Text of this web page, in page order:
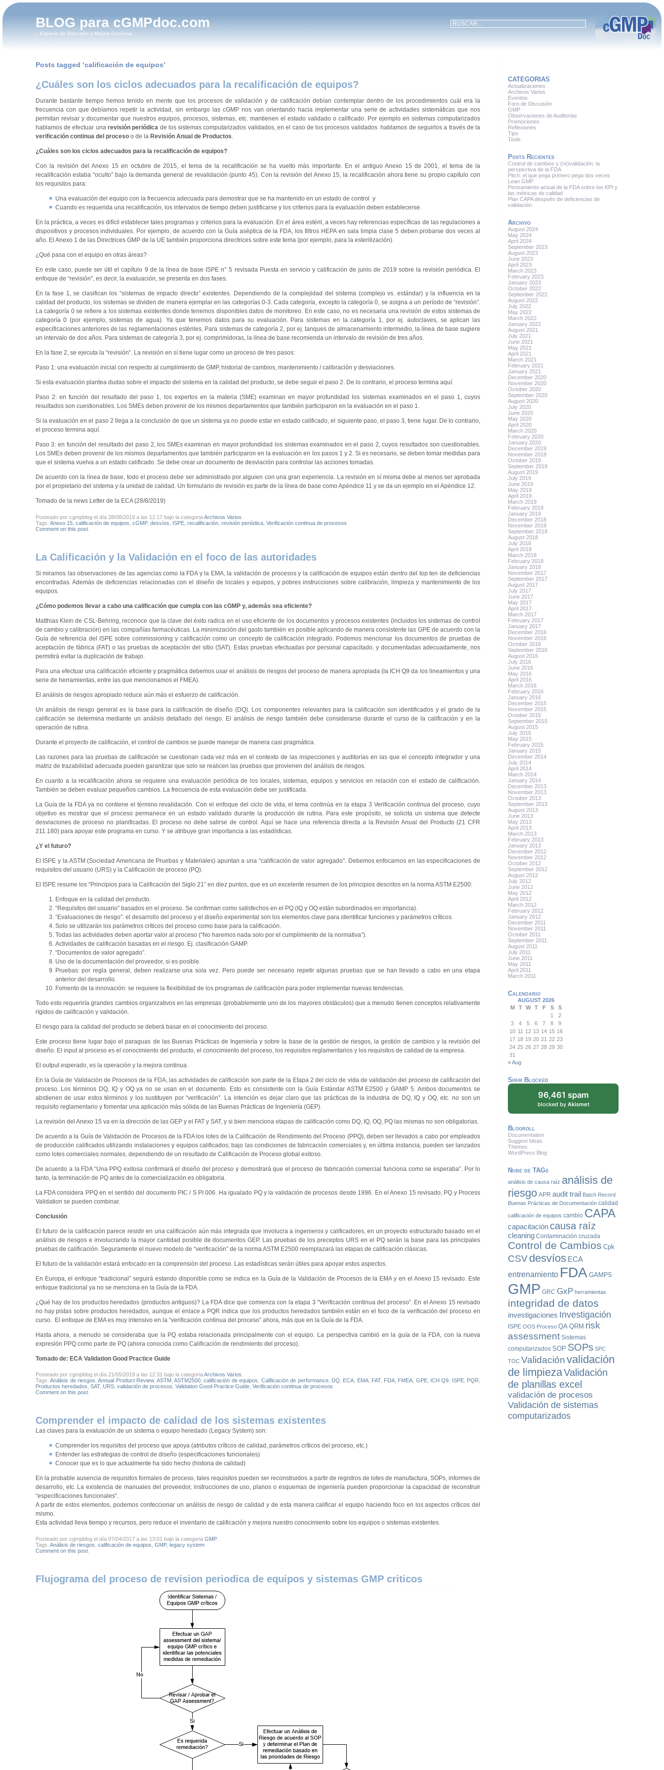
BLOG para cGMPdoc.com
:: Espacio de Discusión y Mejora Contínua ::
Posts tagged ‘calificación de equipos’
¿Cuáles son los ciclos adecuados para la recalificación de equipos?
Durante bastante tiempo hemos tenido en mente que los procesos de validación y de calificación debían contemplar dentro de los procedimientos cuál era la
frecuencia con que debíamos repetir la actividad, sin embargo las cGMP nos van orientando hacia implementar una serie de actividades sistemáticas que nos
permitan revisar y documentar que nuestros equipos, procesos, sistemas, etc. mantienen el estado validado o calificado. Por ejemplo en sistemas computarizados
hablamos de efectuar una revisión periódica de los sistemas computarizados validados, en el caso de los procesos validados hablamos de seguirlos a través de la
verificación continua del procesoo de la Revisión Anual de Productos.
¿Cuáles son los ciclos adecuados para la recalificación de equipos?
Con la revisión del Anexo 15 en octubre de 2015, el tema de la recalificación se ha vuelto más importante. En el antiguo Anexo 15 de 2001, el tema de la
recalificación estaba “oculto” bajo la demanda general de revalidación (punto 45). Con la revisión del Anexo 15, la recalificación ahora tiene su propio capítulo con
los requisitos para:
Una evaluación del equipo con la frecuencia adecuada para demostrar que se ha mantenido en un estado de control y
Cuando es requerida una recalificación, los intervalos de tiempo deben justificarse y los criterios para la evaluación deben establecerse.
En la práctica, a veces es difícil establecer tales programas y criterios para la evaluación. En el área estéril, a veces hay referencias específicas de las regulaciones a
dispositivos y procesos individuales. Por ejemplo, de acuerdo con la Guía aséptica de la FDA, los filtros HEPA en sala limpia clase 5 deben probarse dos veces al
año. El Anexo 1 de las Directrices GMP de la UE también proporciona directrices sobre este tema (por ejemplo, para la esterilización).
¿Qué pasa con el equipo en otras áreas?
En este caso, puede ser útil el capítulo 9 de la línea de base ISPE n° 5 revisada Puesta en servicio y calificación de junio de 2019 sobre la revisión periódica. El
enfoque de “revisión”, es decir, la evaluación, se presenta en dos fases.
En la fase 1, se clasifican los “sistemas de impacto directo” existentes. Dependiendo de la complejidad del sistema (complejo vs. estándar) y la influencia en la
calidad del producto, los sistemas se dividen de manera ejemplar en las categorías 0-3. Cada categoría, excepto la categoría 0, se asigna a un período de “revisión”.
La categoría 0 se refiere a los sistemas existentes donde tenemos disponibles datos de monitoreo. En este caso, no es necesaria una revisión de estos sistemas de
categoría 0 (por ejemplo, sistemas de agua). Ya que tenemos datos para su evaluación. Para sistemas en la categoría 1, por ej. autoclaves, se aplican las
especificaciones anteriores de las reglamentaciones estériles. Para sistemas de categoría 2, por ej. tanques de almacenamiento intermedio, la línea de base sugiere
un intervalo de dos años. Para sistemas de categoría 3, por ej. comprimidoras, la línea de base recomienda un intervalo de revisión de tres años.
En la fase 2, se ejecuta la “revisión”. La revisión en sí tiene lugar como un proceso de tres pasos:
Paso 1: una evaluación inicial con respecto al cumplimiento de GMP, historial de cambios, mantenimiento / calibración y desviaciones.
Si esta evaluación plantea dudas sobre el impacto del sistema en la calidad del producto, se debe seguir el paso 2. De lo contrario, el proceso termina aquí.
Paso 2: en función del resultado del paso 1, los expertos en la materia (SME) examinan en mayor profundidad los sistemas examinados en el paso 1, cuyos
resultados son cuestionables. Los SMEs deben provenir de los mismos departamentos que también participaron en la evaluación en el paso 1.
Si la evaluación en el paso 2 llega a la conclusión de que un sistema ya no puede estar en estado calificado, el siguiente paso, el paso 3, tiene lugar. De lo contrario,
el proceso termina aquí.
Paso 3: en función del resultado del paso 2, los SMEs examinan en mayor profundidad los sistemas examinados en el paso 2, cuyos resultados son cuestionables.
Los SMEs deben provenir de los mismos departamentos que también participaron en la evaluación en los pasos 1 y 2. Si es necesario, se deben tomar medidas para
que el sistema vuelva a un estado calificado. Se debe crear un documento de desviación para controlar las acciones tomadas.
De acuerdo con la línea de base, todo el proceso debe ser administrado por alguien con una gran experiencia. La revisión en sí misma debe al menos ser aprobada
por el propietario del sistema y la unidad de calidad. Un formulario de revisión es parte de la línea de base como Apéndice 11 y se da un ejemplo en el Apéndice 12.
Tomado de la news Letter de la ECA (28/8/2019)
Posteado por cgmpblog el día 28/08/2019 a las 12:17 bajo la categoriaArchivos Varios
Tags: Anexo 15, calificación de equipos cGMP, desvíos ISPE, recalificación, revisión periódica, Verificación continua de procesos
Comment on this post.
La Calificación y la Validación en el foco de las autoridades
Si miramos las observaciones de las agencias como la FDA y la EMA, la validación de procesos y la calificación de equipos están dentro del top ten de deficiencias
encontradas. Además de deficiencias relacionadas con el diseño de locales y equipos, y pobres instrucciones sobre calibración, limpieza y mantenimiento de los
equipos.
¿Cómo podemos llevar a cabo una calificación que cumpla con las cGMP y, además sea eficiente?
Matthias Klein de CSL-Behring, reconoce que la clave del éxito radica en el uso eficiente de los documentos y procesos existentes (incluidos los sistemas de control
de cambio y calibración) en las compañías farmacéuticas. La minimización del gasto también es posible aplicando de manera consistente las GPE de acuerdo con la
Guía de referencia del ISPE sobre commissioning y calificación como un concepto de calificación integrado. Podemos mencionar los documentos de pruebas de
aceptación de fábrica (FAT) o las pruebas de aceptación del sitio (SAT). Estas pruebas efectuadas por personal capacitado, y documentadas adecuadamente, nos
permitirá evitar la duplicación de trabajo.
Para una efectuar una calificación eficiente y pragmática debemos usar el análisis de riesgos del proceso de manera apropiada (la ICH Q9 da los lineamientos y una
serie de herramientas, entre las que mencionamos el FMEA).
El análisis de riesgos apropiado reduce aún más el esfuerzo de calificación.
Un análisis de riesgo general es la base para la calificación de diseño (DQ). Los componentes relevantes para la calificación son identificados y el grado de la
calificación se determina mediante un análisis detallado del riesgo. El análisis de riesgo también debe considerarse durante el curso de la calificación y en la
operación de rutina.
Durante el proyecto de calificación, el control de cambios se puede manejar de manera casi pragmática.
Las razones para las pruebas de calificación se cuestionan cada vez más en el contexto de las inspecciones y auditorías en las que el concepto integrador y una
matriz de trazabilidad adecuada pueden garantizar que solo se realicen las pruebas que provienen del análisis de riesgos.
En cuanto a la recalificación ahora se requiere una evaluación periódica de los locales, sistemas, equipos y servicios en relación con el estado de calificación.
También se deben evaluar pequeños cambios. La frecuencia de esta evaluación debe ser justificada.
La Guía de la FDA ya no contiene el término revalidación. Con el enfoque del ciclo de vida, el tema continúa en la etapa 3 Verificación continua del proceso, cuyo
objetivo es mostrar que el proceso permanece en un estado validado durante la producción de rutina. Para este propósito, se solicita un sistema que detecte
desviaciones de proceso no planificadas. El proceso no debe salirse de control. Aquí se hace una referencia directa a la Revisión Anual del Producto (21 CFR
211.180) para apoyar este programa en curso. Y se atribuye gran importancia a las estadísticas.
¿Y el futuro?
El ISPE y la ASTM (Sociedad Americana de Pruebas y Materiales) apuntan a una “calificación de valor agregado”. Debemos enfocarnos en las especificaciones de
requisitos del usuario (URS) y la Calificación de proceso (PQ).
El ISPE resume los “Principios para la Calificación del Siglo 21” en diez puntos, que es un excelente resumen de los principios descritos en la norma ASTM E2500:
Enfoque en la calidad del producto.
“Requisitos del usuario” basados en el proceso. Se confirman como satisfechos en el PQ (IQ y OQ están subordinados en importancia).
“Evaluaciones de riesgo”: el desarrollo del proceso y el diseño experimental son los elementos clave para identificar funciones y parámetros críticos.
Solo se utilizarán los parámetros críticos del proceso como base para la calificación.
Todas las actividades deben aportar valor al proceso (“No haremos nada solo por el cumplimiento de la normativa”).
Actividades de calificación basadas en el riesgo. Ej. clasificación GAMP.
“Documentos de valor agregado”.
Uso de la documentación del proveedor, si es posible.
Pruebas: por regla general, deben realizarse una sola vez. Pero puede ser necesario repetir algunas pruebas que se han llevado a cabo en una etapa
anterior del desarrollo.
Fomento de la innovación: se requiere la flexibilidad de los programas de calificación para poder implementar nuevas tendencias.
Todo esto requeriría grandes cambios organizativos en las empresas (probablemente uno de los mayores obstáculos) que a menudo tienen conceptos relativamente
rígidos de calificación y validación.
El riesgo para la calidad del producto se deberá basar en el conocimiento del proceso.
Este proceso tiene lugar bajo el paraguas de las Buenas Prácticas de Ingeniería y sobre la base de la gestión de riesgos, la gestión de cambios y la revisión del
diseño. El input al proceso es el conocimiento del producto, el conocimiento del proceso, los requisitos reglamentarios y los requisitos de calidad de la empresa.
El output esperado, es la operación y la mejora continua.
En la Guía de Validación de Procesos de la FDA, las actividades de calificación son parte de la Etapa 2 del ciclo de vida de validación del proceso de calificación del
proceso. Los términos DQ, IQ y OQ ya no se usan en el documento. Esto es consistente con la Guía Estándar ASTM E2500 y GAMP 5. Ambos documentos se
abstienen de usar estos términos y los sustituyen por “verificación”. La intención es dejar claro que las prácticas de la industria de DQ, IQ y OQ, etc. no son un
requisito reglamentario y fomentar una aplicación más sólida de las Buenas Prácticas de Ingeniería (GEP).
La revisión del Anexo 15 va en la dirección de las GEP y el FAT y SAT, y si bien menciona etapas de calificación como DQ, IQ, OQ, PQ las mismas no son obligatorias.
De acuerdo a la Guía de Validación de Procesos de la FDA los lotes de la Calificación de Rendimiento del Proceso (PPQ), deben ser llevados a cabo por empleados
de producción calificados utilizando instalaciones y equipos calificados; bajo las condiciones de fabricación comerciales y, en última instancia, pueden ser lanzados
como lotes comerciales normales, dependiendo de un resultado de Calificación de Proceso global exitoso.
De acuerdo a la FDA “Una PPQ exitosa confirmará el diseño del proceso y demostrará que el proceso de fabricación comercial funciona como se esperaba”. Por lo
tanto, la terminación de PQ antes de la comercialización es obligatoria.
La FDA considera PPQ en el sentido del documento PIC / S PI 006. Ha igualado PQ y la validación de procesos desde 1996. En el Anexo 15 revisado, PQ y Process
Validation se pueden combinar.
Conclusión
El futuro de la calificación parece residir en una calificación aún más integrada que involucra a ingenieros y calificadores, en un proyecto estructurado basado en el
análisis de riesgos e involucrando la mayor cantidad posible de documentos GEP. Las pruebas de los preceptos URS en el PQ serán la base para las principales
pruebas de calificación. Seguramente el nuevo modelo de “verificación” de la norma ASTM E2500 reemplazará las etapas de calificación clásicas.
El futuro de la validación estará enfocado en la comprensión del proceso. Las estadísticas serán útiles para apoyar estos aspectos.
En Europa, el enfoque “tradicional” seguirá estando disponible como se indica en la Guía de la Validación de Procesos de la EMA y en el Anexo 15 revisado. Este
enfoque tradicional ya no se menciona en la Guía de la FDA.
¿Qué hay de los productos heredados (productos antiguos)? La FDA dice que comienza con la etapa 3 “Verificación continua del proceso”. En el Anexo 15 revisado
no hay pistas sobre productos heredados, aunque el enlace a PQR indica que los productos heredados también están en el foco de la verificación del proceso en
curso. El enfoque de EMA es muy intensivo en la “verificación continua del proceso” ahora, más que en la Guía de la FDA.
Hasta ahora, a menudo se consideraba que la PQ estaba relacionada principalmente con el equipo. La perspectiva cambió en la guía de la FDA, con la nueva
expresión PPQ como parte de PQ (ahora conocida como Calificación de rendimiento del proceso).
Tomado de: ECA Validation Good Practice Guide
Posteado por cgmpblog el día 21/05/2019 a las 12:31 bajo la categoriaArchivos Varios.
Tags:Análisis de riesgos,Annual Product Review, ASTM,ASTM2500,calificación de equipos, Calificación de performance, DQ, ECA, EMA, FAT, FDA, FMEA, GPE, ICH Q9, ISPE, PQR,
Productos heredados, SAT, URS, validación de procesos, Validation Good Practice Guide, Verificación continua de procesos
Comment on this post.
Comprender el impacto de calidad de los sistemas existentes
Las claves para la evaluación de un sistema o equipo heredado (Legacy System) son:
Comprender los requisitos del proceso que apoya (atributos críticos de calidad, parámetros críticos del proceso, etc.)
Entender las estrategias de control de diseño (especificaciones funcionales)
Conocer que es lo que actualmente ha sido hecho (historia de calidad)
En la probable ausencia de requisitos formales de proceso, tales requisitos pueden ser reconstruidos a partir de registros de lotes de manufactura, SOPs, informes de
desarrollo, etc. La existencia de manuales del proveedor, instrucciones de uso, planos o esquemas de ingeniería pueden proporcionar la capacidad de reconstruir
“especificaciones funcionales”.
A partir de estos elementos, podemos confeccionar un análisis de riesgo de calidad y de esta manera calificar el equipo haciendo foco en los aspectos críticos del
mismo.
Esta actividad lleva tiempo y recursos, pero reduce el inventario de calificación y mejora nuestro conocimiento sobre los equipos o sistemas existentes.
Posteado por cgmpblog el día 07/04/2017 a las 13:01 bajo la categoria GMP.
Tags: Análisis de riesgos calificación de equipos GMP, legacy system
Comment on this post.
Flujograma del proceso de revision periodica de equipos y sistemas GMP criticos
CATEGORIAS
Actualizaciones
Archivos Varios
Eventos
Foro de Discusión
GMP
Observaciones de Auditorias
Promociones
Reflexiones
Tips
Tools
Posts Recientes
Control de cambios y (re)validación: la
perspectiva de la FDA
Pitch: el que pega primero pega dos veces
Lean GMP
Pensamiento actual de la FDA sobre los KPI y
las métricas de calidad
Plan CAPA después de deficiencias de
validación
Archivo
August 2024
May 2024
April 2024
September 2023
August 2023
June 2023
April 2023
March 2023
February 2023
January 2023
October 2022
September 2022
August 2022
July 2022
May 2022
March 2022
January 2022
August 2021
July 2021
June 2021
May 2021
April 2021
March 2021
February 2021
January 2021
December 2020
November 2020
October 2020
September 2020
August 2020
July 2020
June 2020
May 2020
April 2020
March 2020
February 2020
January 2020
December 2019
November 2019
October 2019
September 2019
August 2019
July 2019
June 2019
May 2019
April 2019
March 2019
February 2019
January 2019
December 2018
November 2018
September 2018
August 2018
July 2018
April 2018
March 2018
February 2018
January 2018
November 2017
September 2017
August 2017
July 2017
June 2017
May 2017
April 2017
March 2017
February 2017
January 2017
December 2016
November 2016
October 2016
September 2016
August 2016
July 2016
June 2016
May 2016
April 2016
March 2016
February 2016
January 2016
December 2015
November 2015
October 2015
September 2015
August 2015
July 2015
May 2015
February 2015
January 2015
December 2014
July 2014
April 2014
March 2014
January 2014
December 2013
November 2013
October 2013
September 2013
August 2013
June 2013
May 2013
April 2013
March 2013
February 2013
January 2013
December 2012
November 2012
October 2012
September 2012
August 2012
July 2012
June 2012
May 2012
April 2012
March 2012
February 2012
January 2012
December 2011
November 2011
October 2011
September 2011
August 2011
July 2011
June 2011
May 2011
April 2011
March 2011
Calendario
AUGUST 2026
M
T W T F S
S
1
2
3
4 5 6 7 8
9
10 11 12 13 14 15 16
17 18 19 20 21 22 23
24 25 26 27 28 29 30
31
« Aug
Spam Blocked
96,461 spam
blocked by Akismet
Blogroll
Documentation
Suggest Ideas
Themes
WordPress Blog
Nube de TAGs
análisis de causa raíz análisis de
riesgo APR audit trail Batch Record
Buenas Prácticas de Documentación calidad
calificación de equipos cambio CAPA
capacitacióncausa raíz
cleaning Contaminación cruzada
Control de Cambios Cpk
CSVdesvíos ECA
entrenamiento FDA GAMP5
GMP GRC GxP herramientas
integridad de datos
investigaciones Investigación
ISPE OOS Proceso QA QRM risk
assessment Sistemas
computarizados SOP SOPs SPC
TOC Validaciónvalidación
de limpiezaValidación
de planillas excel
validación de procesos
Validación de sistemas
computarizados